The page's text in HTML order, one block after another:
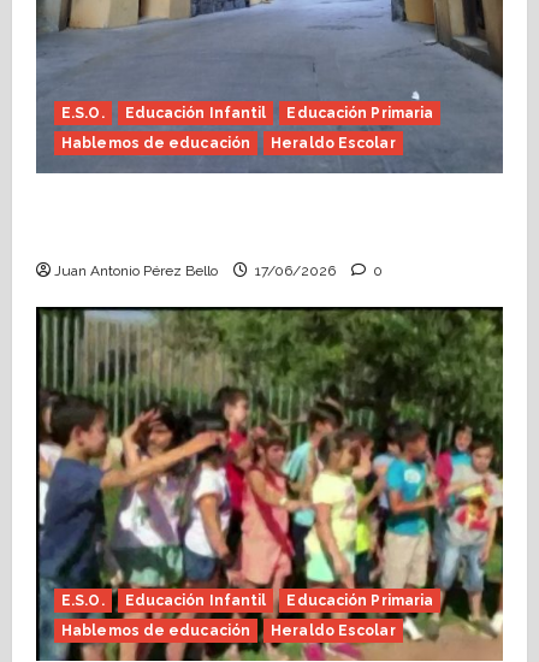
E.S.O. Educación Infantil
Educación Primaria
Hablemos de educación
Heraldo Escolar
Juan Antonio Pérez Bello 17/06/2026 0
E.S.O. Educación Infantil
Educación Primaria
Hablemos de educación
Heraldo Escolar